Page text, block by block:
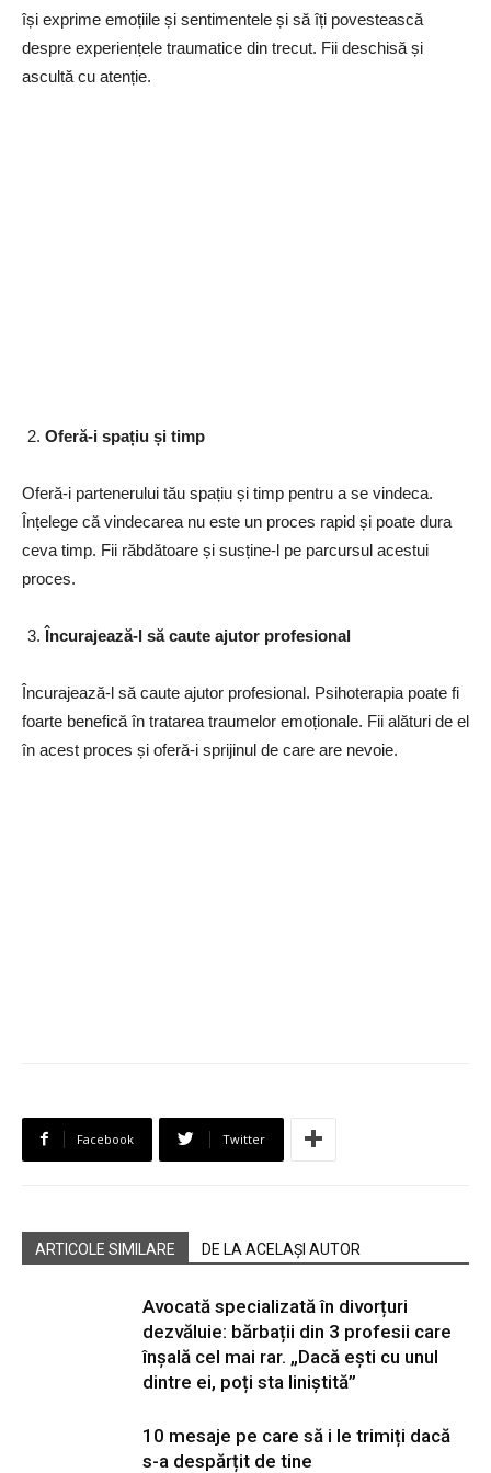
își exprime emoțiile și sentimentele și să îți povestească
despre experiențele traumatice din trecut. Fii deschisă și
ascultă cu atenție.
Oferă-i spațiu și timp
Oferă-i partenerului tău spațiu și timp pentru a se vindeca.
Înțelege că vindecarea nu este un proces rapid și poate dura
ceva timp. Fii răbdătoare și susține-l pe parcursul acestui
proces.
Încurajează-l să caute ajutor profesional
Încurajează-l să caute ajutor profesional. Psihoterapia poate fi
foarte benefică în tratarea traumelor emoționale. Fii alături de el
în acest proces și oferă-i sprijinul de care are nevoie.
Facebook Twitter
ARTICOLE SIMILARE DE LA ACELAȘI AUTOR
Avocată specializată în divorțuri
dezvăluie: bărbații din 3 profesii care
înșală cel mai rar. „Dacă ești cu unul
dintre ei, poți sta liniștită”
10 mesaje pe care să i le trimiți dacă
s-a despărțit de tine